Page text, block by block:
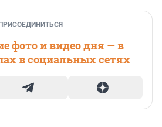
ПРИСОЕДИНИТЬСЯ
фото и видео дня — в
в социальных сетях